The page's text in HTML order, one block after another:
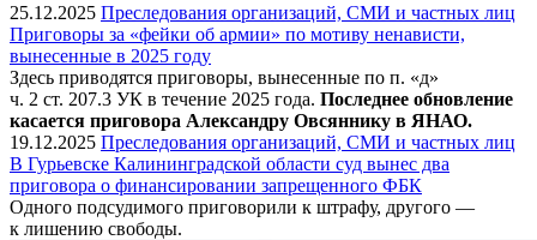
25.12.2025 Преследования организаций, СМИ и частных лиц
Приговоры за «фейки об армии» по мотиву ненависти,
вынесенные в 2025 году
Здесь приводятся приговоры, вынесенные по п. «д»
ч. 2 ст. 207.3 УК в течение 2025 года. Последнее обновление
касается приговора Александру Овсяннику в ЯНАО.
19.12.2025 Преследования организаций, СМИ и частных лиц
В Гурьевске Калининградской области суд вынес два
приговора о финансировании запрещенного ФБК
Одного подсудимого приговорили к штрафу, другого —
к лишению свободы.